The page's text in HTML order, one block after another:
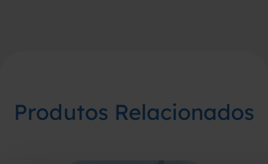
Produtos Relacionados